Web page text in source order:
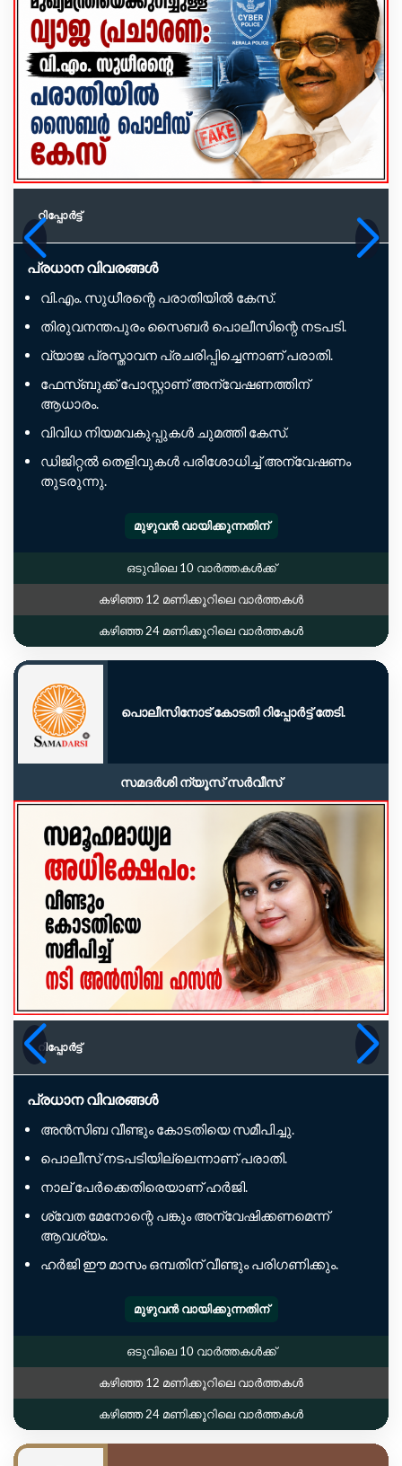
റിപ്പോര്‍ട്ട്
പ്രധാന വിവരങ്ങൾ
വി.എം. സുധീരന്റെ പരാതിയിൽ കേസ്.
തിരുവനന്തപുരം സൈബർ പൊലീസിന്റെ നടപടി.
വ്യാജ പ്രസ്താവന പ്രചരിപ്പിച്ചെന്നാണ് പരാതി.
ഫേസ്ബുക്ക് പോസ്റ്റാണ് അന്വേഷണത്തിന്
ആധാരം.
വിവിധ നിയമവകുപ്പുകൾ ചുമത്തി കേസ്.
ഡിജിറ്റൽ തെളിവുകൾ പരിശോധിച്ച് അന്വേഷണം
തുടരുന്നു.
മുഴുവൻ വായിക്കുന്നതിന്
ഒടുവിലെ 10 വാർത്തകൾക്ക്
കഴിഞ്ഞ 12 മണിക്കൂറിലെ വാർത്തകൾ
കഴിഞ്ഞ 24 മണിക്കൂറിലെ വാർത്തകൾ
പൊലീസിനോട് കോടതി റിപ്പോർട്ട് തേടി.
സമദർശി ന്യൂസ് സർവീസ്
റിപ്പോര്‍ട്ട്
പ്രധാന വിവരങ്ങൾ
അൻസിബ വീണ്ടും കോടതിയെ സമീപിച്ചു.
പൊലീസ് നടപടിയില്ലെന്നാണ് പരാതി.
നാല് പേർക്കെതിരെയാണ് ഹർജി.
ശ്വേത മേനോന്റെ പങ്കും അന്വേഷിക്കണമെന്ന്
ആവശ്യം.
ഹർജി ഈ മാസം ഒമ്പതിന് വീണ്ടും പരിഗണിക്കും.
മുഴുവൻ വായിക്കുന്നതിന്
ഒടുവിലെ 10 വാർത്തകൾക്ക്
കഴിഞ്ഞ 12 മണിക്കൂറിലെ വാർത്തകൾ
കഴിഞ്ഞ 24 മണിക്കൂറിലെ വാർത്തകൾ